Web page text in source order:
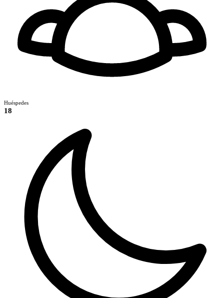
Huéspedes
18